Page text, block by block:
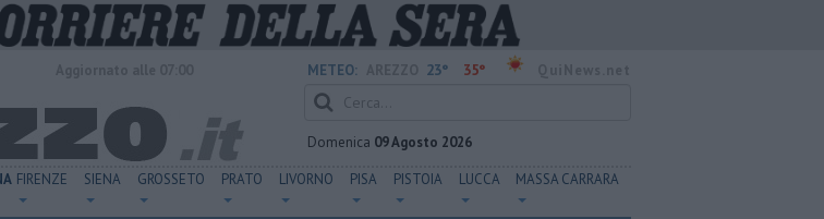
METEO: 23° 35°
Domenica 09 Agosto 2026
FIRENZE SIENA GROSSETO PRATO LIVORNO PISA PISTOIA LUCCA MASSA CARRARA